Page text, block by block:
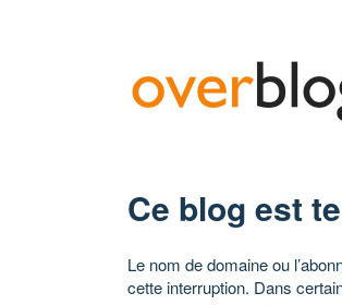
Ce blog est
Le nom de domaine ou
cette interruption. Dans